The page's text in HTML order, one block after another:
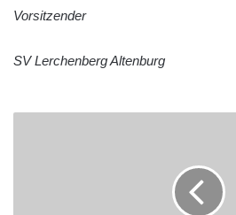
Vorsitzender
SV Lerchenberg Altenburg